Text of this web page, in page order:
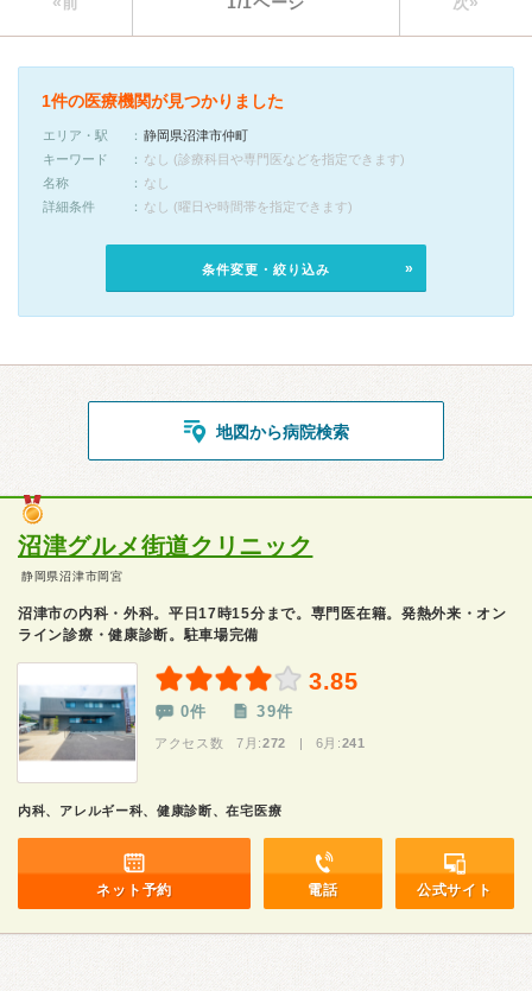
1件の医療機関が見つかりました
エリア・駅
静岡県沼津市仲町
キーワード
なし (診療科目や専門医などを指定できます)
名称
なし
詳細条件
なし (曜日や時間帯を指定できます)
条件変更・絞り込み
地図から病院検索
沼津グルメ街道クリニック
静岡県沼津市岡宮
沼津市の内科・外科。平日17時15分まで。専門医在籍。発熱外来・オン
ライン診療・健康診断。駐車場完備
3.85
0件 39件
アクセス数 7月:272 | 6月:241
内科、アレルギー科、健康診断、在宅医療
ネット予約 電話 公式サイト